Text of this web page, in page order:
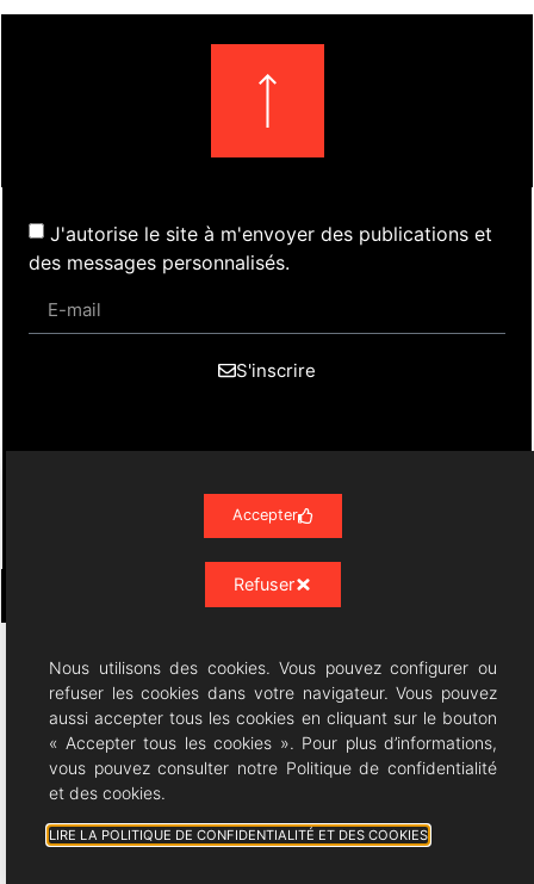
J'autorise le site à m'envoyer des publications et
des messages personnalisés.
S'inscrire
Contact
Mentions Légales
Politique de confidentialité RGPD
Résonances Lyriques - 07/23 -
06/08/2026 © All rights Reserved. GEMEA Interactive
Nous utilisons des cookies. Vous pouvez configurer ou
refuser les cookies dans votre navigateur. Vous pouvez
aussi accepter tous les cookies en cliquant sur le bouton
« Accepter tous les cookies ». Pour plus d’informations,
vous pouvez consulter notre Politique de confidentialité
et des cookies.
LIRE LA POLITIQUE DE CONFIDENTIALITÉ ET DES COOKIES
Accepter
Refuser